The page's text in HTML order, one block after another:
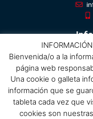
Política
Bienvenida/o a la
página web
Una cookie o galleta
información que se
tableta cada vez que
cookies son